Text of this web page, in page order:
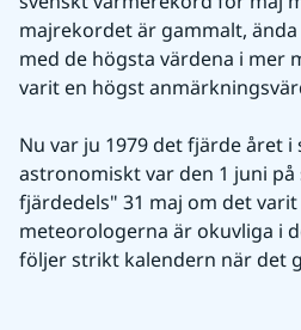
majrekordet är gammalt, ända
med de högsta värdena i mer
varit en högst
Nu var ju 1979 det fjärde året
astronomiskt var den 1 juni
fjärdedels" 31 maj om det
meteorologerna är okuvliga i
följer strikt kalendern när det